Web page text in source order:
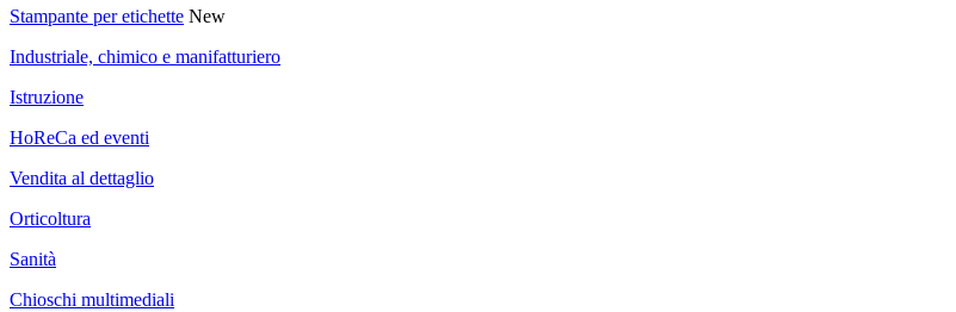
Stampante per etichette New
Industriale, chimico e manifatturiero
Istruzione
HoReCa ed eventi
Vendita al dettaglio
Orticoltura
Sanità
Chioschi multimediali